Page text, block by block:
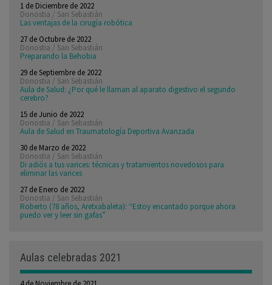
1 de Diciembre de 2022
Donostia / San Sebastián
Las ventajas de la cirugía robótica
27 de Octubre de 2022
Donostia / San Sebastián
Preparando la Behobia
29 de Septiembre de 2022
Donostia / San Sebastián
Aula de Salud: ¿Por qué le llaman al aparato digestivo el segundo
cerebro?
15 de Junio de 2022
Donostia / San Sebastián
Aula de Salud en Traumatología Deportiva Avanzada
30 de Marzo de 2022
Donostia / San Sebastián
Di adiós a tus varices: técnicas y tratamientos novedosos para
eliminar las varices
27 de Enero de 2022
Donostia / San Sebastián
Roberto (78 años, Aretxabaleta): “Estoy encantado porque ahora
puedo ver y leer sin gafas”
Aulas celebradas 2021